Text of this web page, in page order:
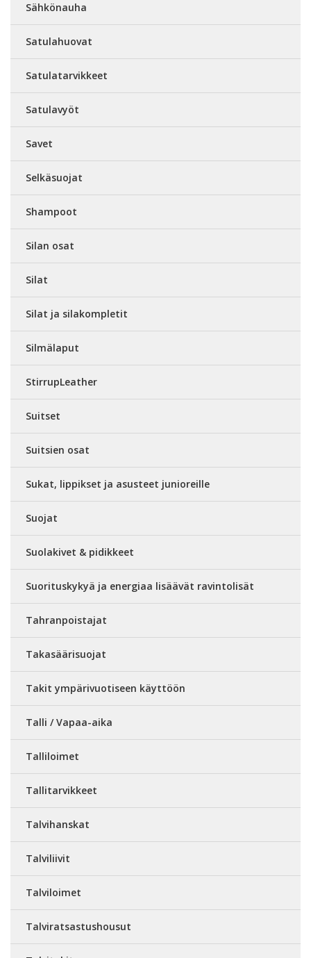
Sähkönauha
Satulahuovat
Satulatarvikkeet
Satulavyöt
Savet
Selkäsuojat
Shampoot
Silan osat
Silat
Silat ja silakompletit
Silmälaput
StirrupLeather
Suitset
Suitsien osat
Sukat, lippikset ja asusteet junioreille
Suojat
Suolakivet & pidikkeet
Suorituskykyä ja energiaa lisäävät ravintolisät
Tahranpoistajat
Takasäärisuojat
Takit ympärivuotiseen käyttöön
Talli / Vapaa-aika
Talliloimet
Tallitarvikkeet
Talvihanskat
Talviliivit
Talviloimet
Talviratsastushousut